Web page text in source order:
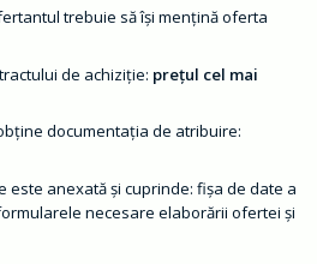
trebuie să își mențină oferta
de achiziţie: prețul cel mai
documentaţia de atribuire:
este anexată și cuprinde: fișa de date a
necesare elaborării ofertei și